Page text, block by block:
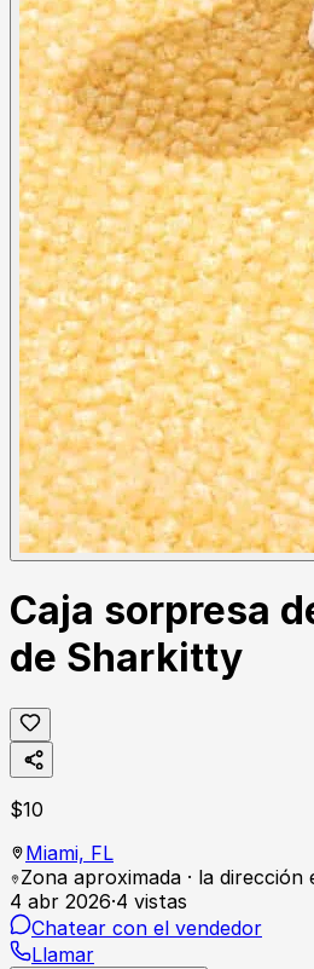
Caja sorpresa
de Sharkitty
$10
Miami, FL
Zona aproximada · la
4 abr 2026·4 vistas
Chatear con el vendedor
Llamar